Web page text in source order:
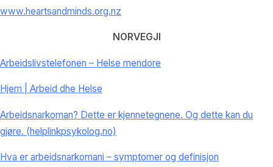
www.heartsandminds.org.nz
NORVEGJI
Arbeidslivstelefonen – Helse mendore
Hjem | Arbeid dhe Helse
Arbeidsnarkoman? Dette er kjennetegnene. Og dette kan du
gjøre. (helplinkpsykolog.no)
Hva er arbeidsnarkomani – symptomer og definisjon